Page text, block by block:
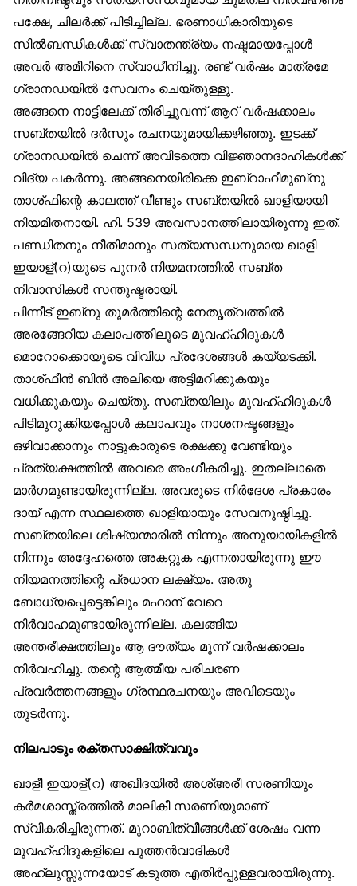
പക്ഷേ, ചിലർക്ക് പിടിച്ചില്ല. ഭരണാധികാരിയുടെ
സിൽബന്ധികൾക്ക് സ്വാതന്ത്ര്യം നഷ്ടമായപ്പോൾ
അവർ അമീറിനെ സ്വാധീനിച്ചു. രണ്ട് വർഷം മാത്രമേ
ഗ്രാനഡയിൽ സേവനം ചെയ്തുള്ളൂ.
അങ്ങനെ നാട്ടിലേക്ക് തിരിച്ചുവന്ന് ആറ് വർഷക്കാലം
സബ്തയിൽ ദർസും രചനയുമായിക്കഴിഞ്ഞു. ഇടക്ക്
ഗ്രാനഡയിൽ ചെന്ന് അവിടത്തെ വിജ്ഞാനദാഹികൾക്ക്
വിദ്യ പകർന്നു. അങ്ങനെയിരിക്കെ ഇബ്‌റാഹീമുബ്‌നു
താശ്ഫിന്റെ കാലത്ത് വീണ്ടും സബ്തയിൽ ഖാളിയായി
നിയമിതനായി. ഹി. 539 അവസാനത്തിലായിരുന്നു ഇത്.
പണ്ഡിതനും നീതിമാനും സത്യസന്ധനുമായ ഖാളി
ഇയാള്(റ)യുടെ പുനർ നിയമനത്തിൽ സബ്ത
നിവാസികൾ സന്തുഷ്ടരായി.
പിന്നീട് ഇബ്‌നു തൂമർത്തിന്റെ നേതൃത്വത്തിൽ
അരങ്ങേറിയ കലാപത്തിലൂടെ മുവഹ്ഹിദുകൾ
മൊറോക്കൊയുടെ വിവിധ പ്രദേശങ്ങൾ കയ്യടക്കി.
താശ്ഫീൻ ബിൻ അലിയെ അട്ടിമറിക്കുകയും
വധിക്കുകയും ചെയ്തു. സബ്തയിലും മുവഹ്ഹിദുകൾ
പിടിമുറുക്കിയപ്പോൾ കലാപവും നാശനഷ്ടങ്ങളും
ഒഴിവാക്കാനും നാട്ടുകാരുടെ രക്ഷക്കു വേണ്ടിയും
പ്രത്യക്ഷത്തിൽ അവരെ അംഗീകരിച്ചു. ഇതല്ലാതെ
മാർഗമുണ്ടായിരുന്നില്ല. അവരുടെ നിർദേശ പ്രകാരം
ദായ് എന്ന സ്ഥലത്തെ ഖാളിയായും സേവനുഷ്ഠിച്ചു.
സബ്തയിലെ ശിഷ്യന്മാരിൽ നിന്നും അനുയായികളിൽ
നിന്നും അദ്ദേഹത്തെ അകറ്റുക എന്നതായിരുന്നു ഈ
നിയമനത്തിന്റെ പ്രധാന ലക്ഷ്യം. അതു
ബോധ്യപ്പെട്ടെങ്കിലും മഹാന് വേറെ
നിർവാഹമുണ്ടായിരുന്നില്ല. കലങ്ങിയ
അന്തരീക്ഷത്തിലും ആ ദൗത്യം മൂന്ന് വർഷക്കാലം
നിർവഹിച്ചു. തന്റെ ആത്മീയ പരിചരണ
പ്രവർത്തനങ്ങളും ഗ്രന്ഥരചനയും അവിടെയും
തുടർന്നു.
നിലപാടും രക്തസാക്ഷിത്വവും
ഖാളീ ഇയാള്(റ) അഖീദയിൽ അശ്അരീ സരണിയും
കർമശാസ്ത്രത്തിൽ മാലികീ സരണിയുമാണ്
സ്വീകരിച്ചിരുന്നത്. മുറാബിത്വീങ്ങൾക്ക് ശേഷം വന്ന
മുവഹ്ഹിദുകളിലെ പുത്തൻവാദികൾ
അഹ്‌ലുസ്സുന്നയോട് കടുത്ത എതിർപ്പുള്ളവരായിരുന്നു.